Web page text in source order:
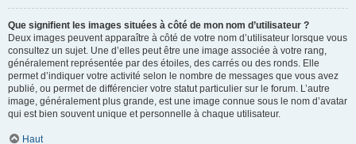
Que signifient les images situées à côté de mon nom d’utilisateur ?
Deux images peuvent apparaître à côté de votre nom d’utilisateur lorsque vous
consultez un sujet. Une d’elles peut être une image associée à votre rang,
généralement représentée par des étoiles, des carrés ou des ronds. Elle
permet d’indiquer votre activité selon le nombre de messages que vous avez
publié, ou permet de différencier votre statut particulier sur le forum. L’autre
image, généralement plus grande, est une image connue sous le nom d’avatar
qui est bien souvent unique et personnelle à chaque utilisateur.
Haut